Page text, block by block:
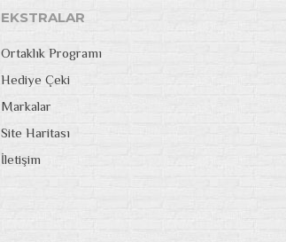
EKSTRALAR
Ortaklık Programı
Hediye Çeki
Markalar
Site Haritası
İletişim